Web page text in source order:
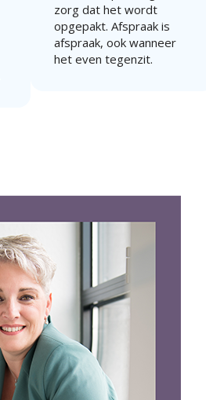
zorg dat het wordt
opgepakt. Afspraak is
afspraak, ook wanneer
het even tegenzit.